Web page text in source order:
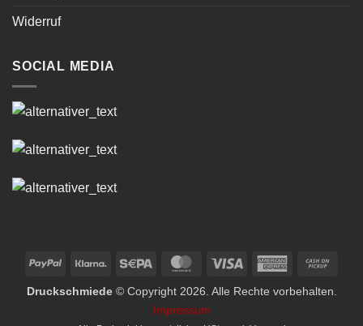
Widerruf
SOCIAL MEDIA
PayPal Klarna Sepa MasterCardVisa
American
Druckschmiede© Copyright 2026. Alle Rechte vorbehalten.
Impressum